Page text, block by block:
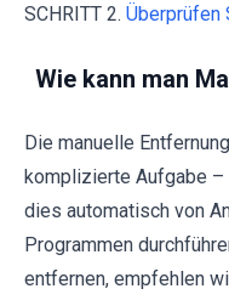
SCHRITT 2. Überprüfen
Wie kann man
Die manuelle
komplizierte Aufgabe
dies automatisch von
Programmen
entfernen, empfehlen